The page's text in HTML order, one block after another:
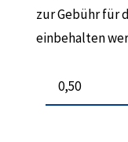
zur Gebühr für
einbehalten